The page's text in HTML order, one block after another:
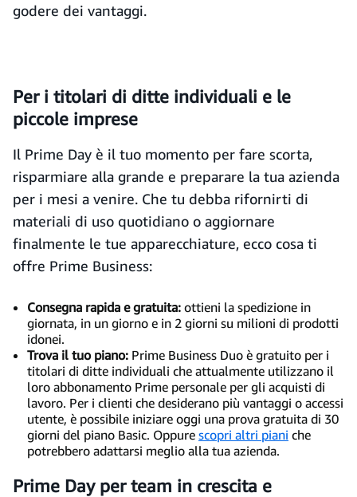
godere dei vantaggi.
Per i titolari di ditte individuali e le
piccole imprese
Il Prime Day è il tuo momento per fare scorta,
risparmiare alla grande e preparare la tua azienda
per i mesi a venire. Che tu debba rifornirti di
materiali di uso quotidiano o aggiornare
finalmente le tue apparecchiature, ecco cosa ti
offre Prime Business:
Consegna rapida e gratuita: ottieni la spedizione in
giornata, in un giorno e in 2 giorni su milioni di prodotti
idonei.
Trova il tuo piano: Prime Business Duo è gratuito per i
titolari di ditte individuali che attualmente utilizzano il
loro abbonamento Prime personale per gli acquisti di
lavoro. Per i clienti che desiderano più vantaggi o accessi
utente, è possibile iniziare oggi una prova gratuita di 30
giorni del piano Basic. Oppure scopri altri piani che
potrebbero adattarsi meglio alla tua azienda.
Prime Day per team in crescita e